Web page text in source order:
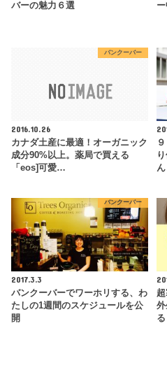
バーの魅力６選
バンクーバー
2016.10.26
カナダ土産に最適！オーガニック
成分90%以上。薬局で買える
「eos]可愛…
バンクーバー
2017.3.3
バンクーバーでワーホリする、わ
たしの1週間のスケジュールを公
開
外